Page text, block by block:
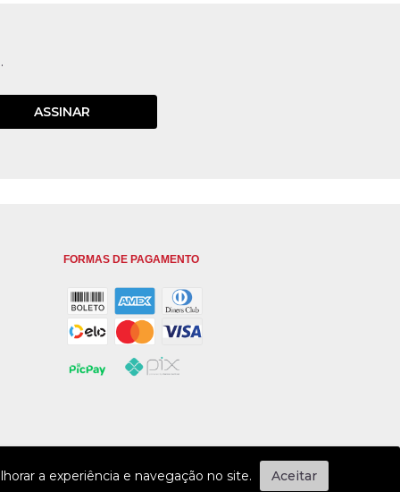
ASSINAR
FORMAS DE PAGAMENTO
a experiência e navegação no site. Aceitar